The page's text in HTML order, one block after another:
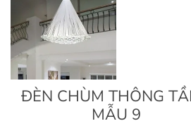
ĐÈN CHÙM THÔNG
MẪU 9